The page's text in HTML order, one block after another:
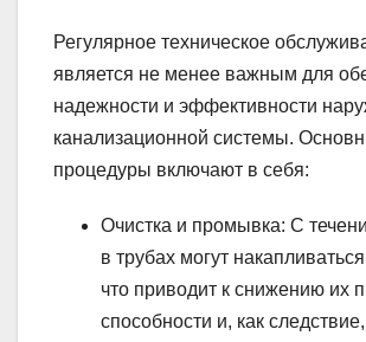
Регулярное техническое
является не менее важным для
надежности и эффективности
канализационной системы.
процедуры включают в себя:
Очистка и промывка: С
в трубах могут
что приводит к снижению их
способности и, как